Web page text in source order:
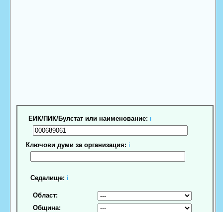
ЕИК/ПИК/Булстат или наименование: ℹ
Ключови думи за организация: ℹ
Седалище: ℹ
Област:
Община: